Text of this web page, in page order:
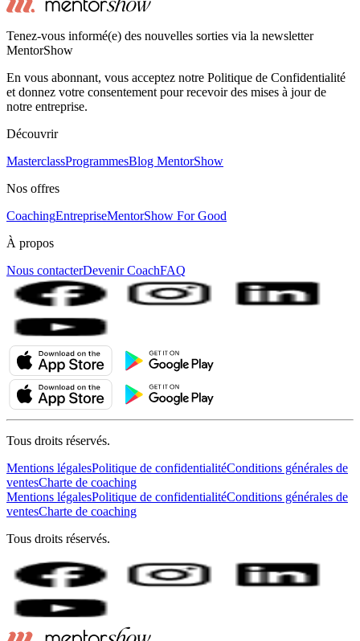
Tenez-vous informé(e) des nouvelles sorties via la newsletter
MentorShow
En vous abonnant, vous acceptez notre Politique de Confidentialité
et donnez votre consentement pour recevoir des mises à jour de
notre entreprise.
Découvrir
MasterclassProgrammesBlog MentorShow
Nos offres
CoachingEntrepriseMentorShow For Good
À propos
Nous contacterDevenir CoachFAQ
Tous droits réservés.
Mentions légalesPolitique de confidentialitéConditions générales de
ventesCharte de coaching
Mentions légalesPolitique de confidentialitéConditions générales de
ventesCharte de coaching
Tous droits réservés.